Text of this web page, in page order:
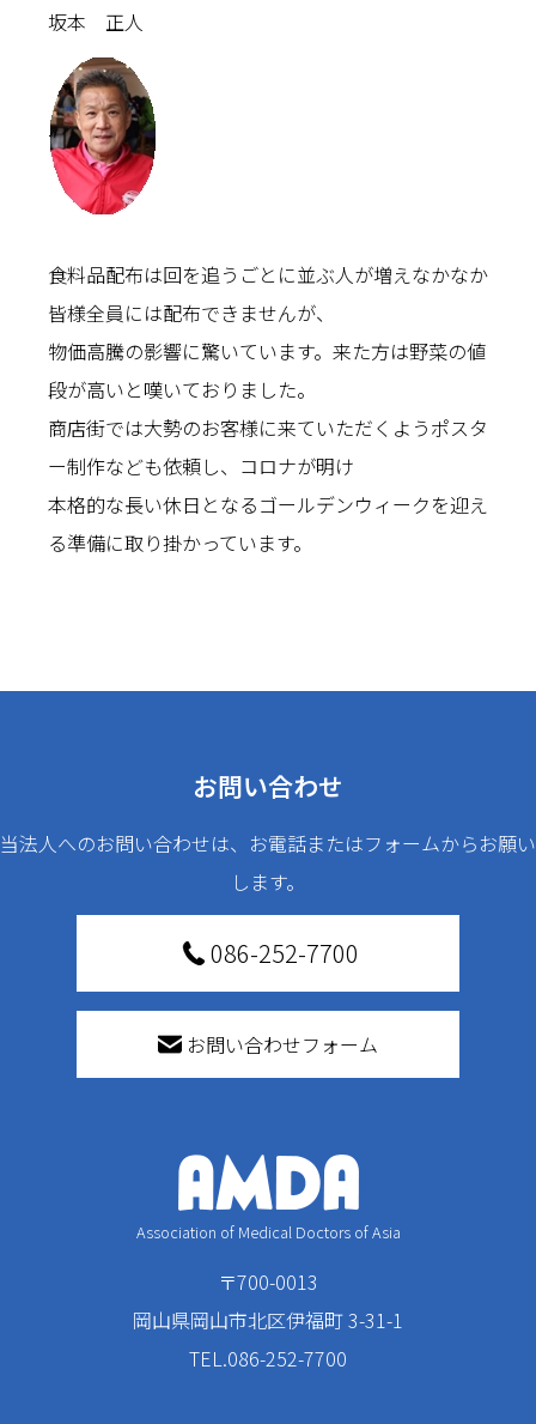
坂本 正人
食料品配布は回を追うごとに並ぶ人が増えなかなか
皆様全員には配布できませんが、
物価高騰の影響に驚いています。来た方は野菜の値
段が高いと嘆いておりました。
商店街では大勢のお客様に来ていただくようポスタ
ー制作なども依頼し、コロナが明け
本格的な長い休日となるゴールデンウィークを迎え
る準備に取り掛かっています。
お問い合わせ
当法人へのお問い合わせは、お電話またはフォームからお願い
します。
086-252-7700
お問い合わせフォーム
Association of Medical Doctors of Asia
〒700-0013
岡山県岡山市北区伊福町 3-31-1
TEL.086-252-7700